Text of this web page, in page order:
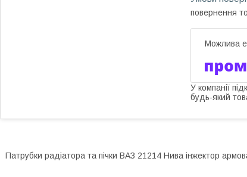
повернення
У компанії
будь-який
Патрубки радіатора та пічки ВАЗ 21214 Нива інжектор